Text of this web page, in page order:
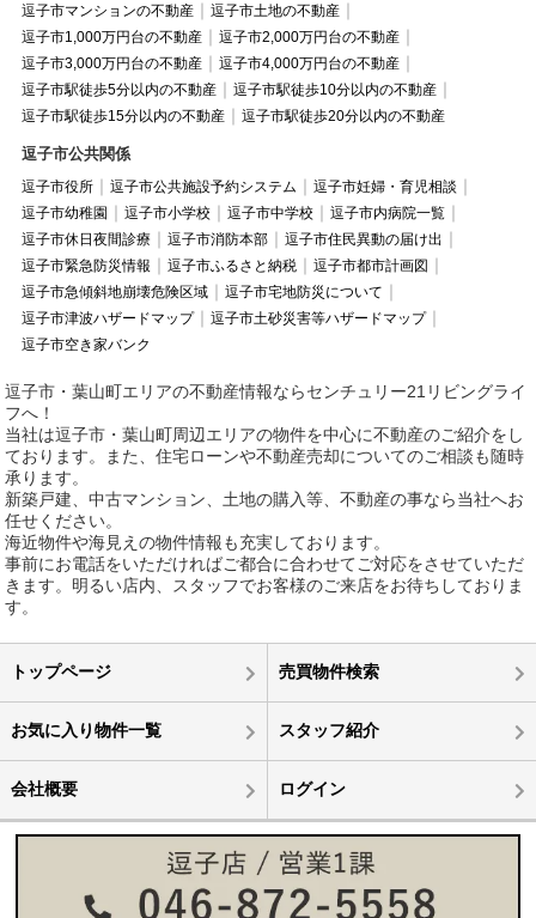
逗子市マンションの不動産
逗子市土地の不動産
逗子市1,000万円台の不動産
逗子市2,000万円台の不動産
逗子市3,000万円台の不動産
逗子市4,000万円台の不動産
逗子市駅徒歩5分以内の不動産
逗子市駅徒歩10分以内の不動産
逗子市駅徒歩15分以内の不動産
逗子市駅徒歩20分以内の不動産
逗子市公共関係
逗子市役所 逗子市公共施設予約システム
逗子市妊婦・育児相談
逗子市幼稚園
逗子市小学校 逗子市中学校
逗子市内病院一覧
逗子市休日夜間診療
逗子市消防本部
逗子市住民異動の届け出
逗子市緊急防災情報
逗子市ふるさと納税
逗子市都市計画図
逗子市急傾斜地崩壊危険区域
逗子市宅地防災について
逗子市津波ハザードマップ
逗子市土砂災害等ハザードマップ
逗子市空き家バンク
逗子市・葉山町エリアの不動産情報ならセンチュリー21リビングライ
フへ！
当社は逗子市・葉山町周辺エリアの物件を中心に不動産のご紹介をし
ております。また、住宅ローンや不動産売却についてのご相談も随時
承ります。
新築戸建、中古マンション、土地の購入等、不動産の事なら当社へお
任せください。
海近物件や海見えの物件情報も充実しております。
事前にお電話をいただければご都合に合わせてご対応をさせていただ
きます。明るい店内、スタッフでお客様のご来店をお待ちしておりま
す。
トップページ 売買物件検索
お気に入り物件一覧 スタッフ紹介
会社概要 ログイン